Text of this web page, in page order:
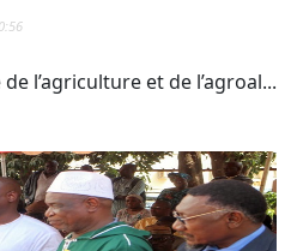
l’agriculture et de l’agroal...